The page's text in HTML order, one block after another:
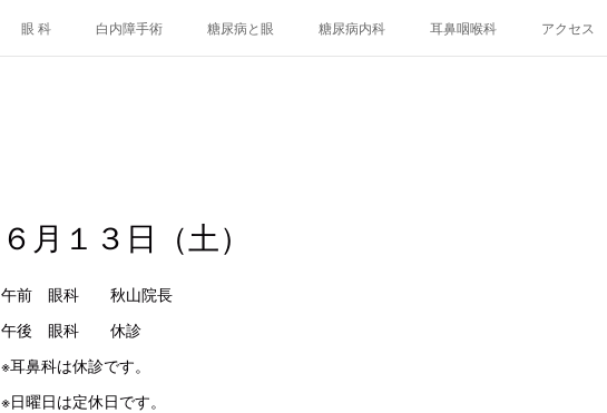
眼 科 白内障手術 糖尿病と眼 糖尿病内科 耳鼻咽喉科 アクセス
６月１３日（土）
午前 眼科 秋山院長
午後 眼科 休診
※耳鼻科は休診です。
※日曜日は定休日です。